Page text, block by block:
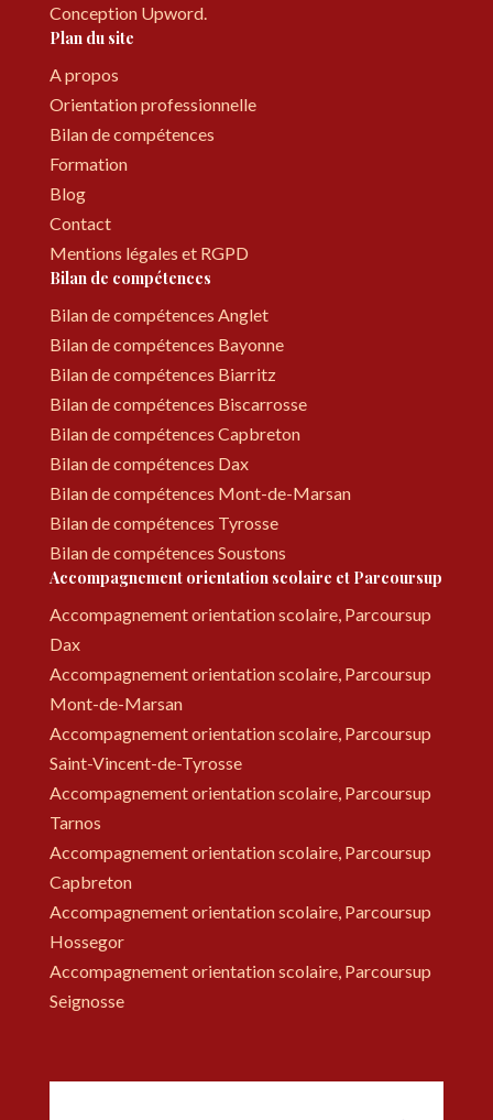
Conception Upword.
Plan du site
A propos
Orientation professionnelle
Bilan de compétences
Formation
Blog
Contact
Mentions légales et RGPD
Bilan de compétences
Bilan de compétences Anglet
Bilan de compétences Bayonne
Bilan de compétences Biarritz
Bilan de compétences Biscarrosse
Bilan de compétences Capbreton
Bilan de compétences Dax
Bilan de compétences Mont-de-Marsan
Bilan de compétences Tyrosse
Bilan de compétences Soustons
Accompagnement orientation scolaire et Parcoursup
Accompagnement orientation scolaire, Parcoursup
Dax
Accompagnement orientation scolaire, Parcoursup
Mont-de-Marsan
Accompagnement orientation scolaire, Parcoursup
Saint-Vincent-de-Tyrosse
Accompagnement orientation scolaire, Parcoursup
Tarnos
Accompagnement orientation scolaire, Parcoursup
Capbreton
Accompagnement orientation scolaire, Parcoursup
Hossegor
Accompagnement orientation scolaire, Parcoursup
Seignosse